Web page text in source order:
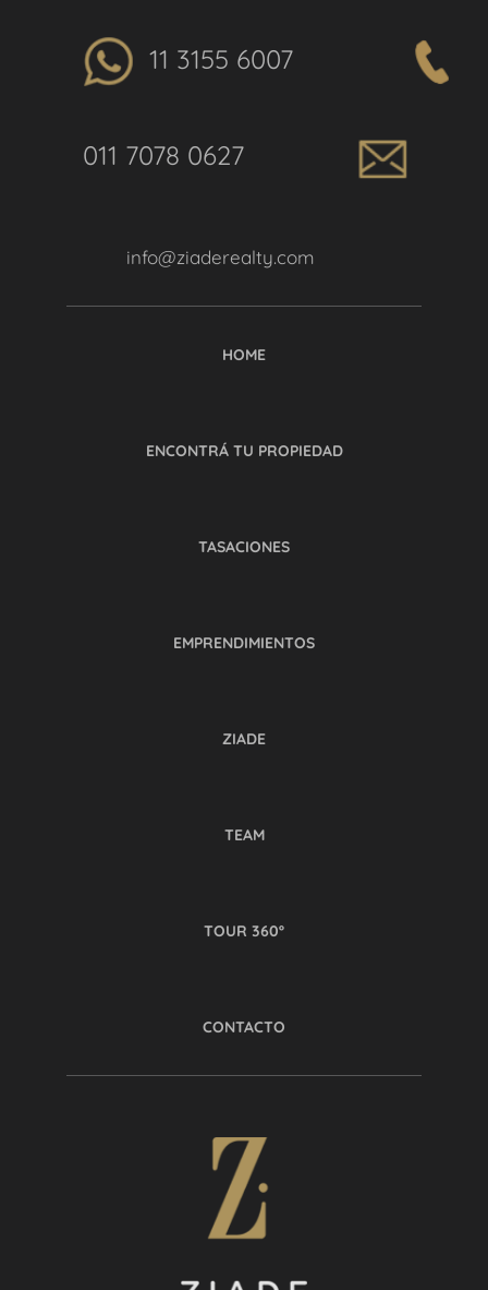
11 3155 6007
011 7078 0627
info@ziaderealty.com
HOME
ENCONTRÁ TU PROPIEDAD
TASACIONES
EMPRENDIMIENTOS
ZIADE
TEAM
TOUR 360º
CONTACTO